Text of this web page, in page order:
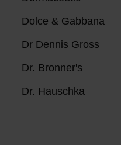
Dolce & Gabbana
Dr Dennis Gross
Dr. Bronner's
Dr. Hauschka